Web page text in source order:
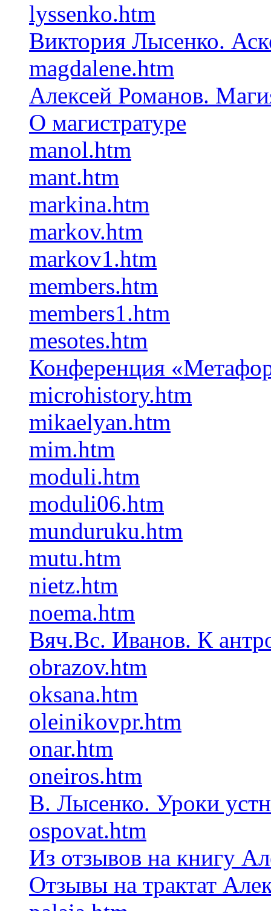
lyssenko.htm
Виктория Лысенко.
magdalene.htm
Алексей Романов.
О магистратуре
manol.htm
mant.htm
markina.htm
markov.htm
markov1.htm
members.htm
members1.htm
mesotes.htm
Конференция
microhistory.htm
mikaelyan.htm
mim.htm
moduli.htm
moduli06.htm
munduruku.htm
mutu.htm
nietz.htm
noema.htm
Вяч.Вс. Иванов. К
obrazov.htm
oksana.htm
oleinikovpr.htm
onar.htm
oneiros.htm
В. Лысенко. Уроки
ospovat.htm
Из отзывов на книгу
Отзывы на трактат